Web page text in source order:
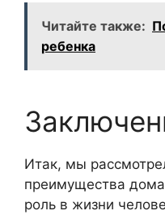
Читайте также:
ребенка
Итак, мы
преимущества
роль в жизни